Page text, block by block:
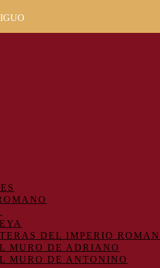
DEL IMPERIO
MURO DE ADRIANO
MURO DE ANTONINO